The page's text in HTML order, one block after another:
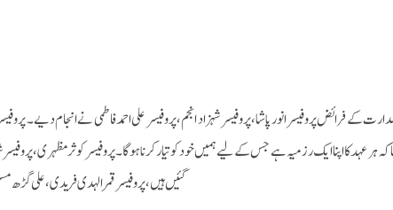
کے فرائض پروفیسر انور پاشا، پروفیسر شہزاد انجم، پروفیسر علی احمد فاطمی نے انجام دیے۔
کہ ہر عہد کا اپنا ایک رزمیہ ہے جس کے لیے ہمیں خود کو تیار کرنا ہوگا۔ پروفیسر کوثر مظہری،
گئیں ہیں،پروفیسر قمرالہدی فریدی، علی